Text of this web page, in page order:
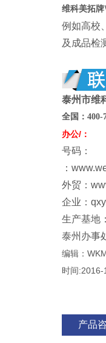
维科美拓牌
例如高校
及成品检
泰州市维
全国： 400-
办公/：
号码：
：
外贸：
企业：
生产基地
泰州办事
编辑：
时间:2016-
产品